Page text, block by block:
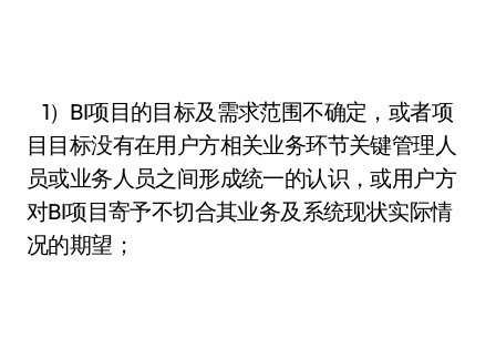
1）BI项目的目标及需求范围不确定，或者项
目目标没有在用户方相关业务环节关键管理人
员或业务人员之间形成统一的认识，或用户方
对BI项目寄予不切合其业务及系统现状实际情
况的期望；